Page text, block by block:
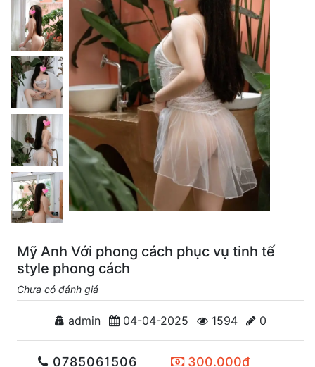
Mỹ Anh Với phong cách phục vụ tinh tế
style phong cách
Chưa có đánh giá
admin 04-04-2025 1594 0
0785061506 300.000đ